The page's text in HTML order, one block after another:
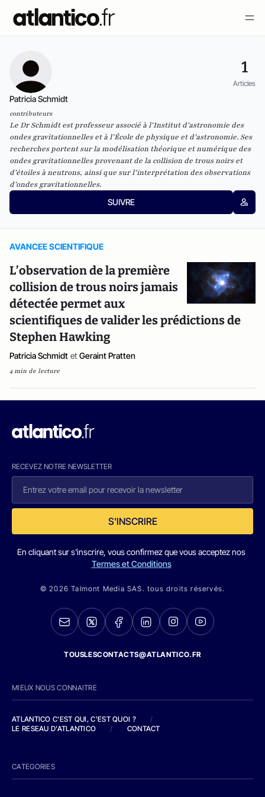
1
Articles
Patricia Schmidt
contributeurs
Le Dr Schmidt est professeur associé à l’Institut d’astronomie des
ondes gravitationnelles et à l’École de physique et d’astronomie. Ses
recherches portent sur la modélisation théorique et numérique des
ondes gravitationnelles provenant de la collision de trous noirs et
d’étoiles à neutrons, ainsi que sur l’interprétation des observations
d’ondes gravitationnelles.
SUIVRE
AVANCEE SCIENTIFIQUE
L’observation de la première
collision de trous noirs jamais
détectée permet aux
scientifiques de valider les prédictions de
Stephen Hawking
Patricia Schmidt et Geraint Pratten
4 min de lecture
RECEVEZ NOTRE NEWSLETTER
S'INSCRIRE
En cliquant sur s'inscrire, vous confirmez que vous acceptez nos
Termes et Conditions
© 2026 Talmont Media SAS. tous droits réservés.
TOUSLESCONTACTS@ATLANTICO.FR
MIEUX NOUS CONNAITRE
ATLANTICO C'EST QUI, C'EST QUOI ?
/
LE RESEAU D'ATLANTICO
/ CONTACT
CATEGORIES